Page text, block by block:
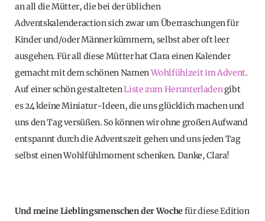
an all die Mütter, die bei der üblichen
Adventskalenderaction sich zwar um Überraschungen für
Kinder und/oder Männer kümmern, selbst aber oft leer
ausgehen. Für all diese Mütter hat Clara einen Kalender
gemacht mit dem schönen Namen Wohlfühlzeit im Advent.
Auf einer schön gestalteten Liste zum Herunterladen gibt
es 24 kleine Miniatur-Ideen, die uns glücklich machen und
uns den Tag versüßen. So können wir ohne großen Aufwand
entspannt durch die Adventszeit gehen und uns jeden Tag
selbst einen Wohlfühlmoment schenken. Danke, Clara!
Und meine Lieblingsmenschen der Wochefür diese Edition